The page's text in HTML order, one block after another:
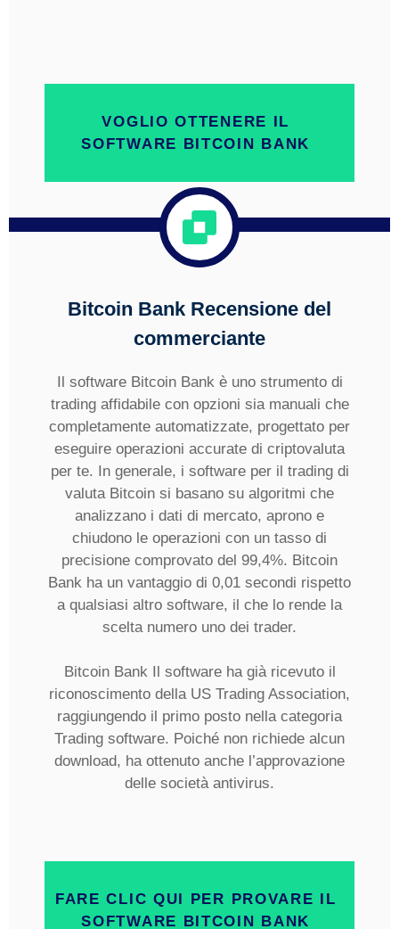
VOGLIO OTTENERE IL
SOFTWARE BITCOIN BANK
Bitcoin Bank Recensione del
commerciante
Il software Bitcoin Bank è uno strumento di
trading affidabile con opzioni sia manuali che
completamente automatizzate, progettato per
eseguire operazioni accurate di criptovaluta
per te. In generale, i software per il trading di
valuta Bitcoin si basano su algoritmi che
analizzano i dati di mercato, aprono e
chiudono le operazioni con un tasso di
precisione comprovato del 99,4%. Bitcoin
Bank ha un vantaggio di 0,01 secondi rispetto
a qualsiasi altro software, il che lo rende la
scelta numero uno dei trader.
Bitcoin Bank Il software ha già ricevuto il
riconoscimento della US Trading Association,
raggiungendo il primo posto nella categoria
Trading software. Poiché non richiede alcun
download, ha ottenuto anche l’approvazione
delle società antivirus.
FARE CLIC QUI PER PROVARE IL
SOFTWARE BITCOIN BANK